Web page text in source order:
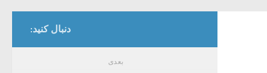
دنبال کنید:
بعدی